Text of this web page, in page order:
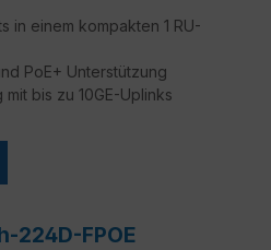
in einem kompakten 1 RU-
PoE+ Unterstützung
bis zu 10GE-Uplinks
224D-FPOE